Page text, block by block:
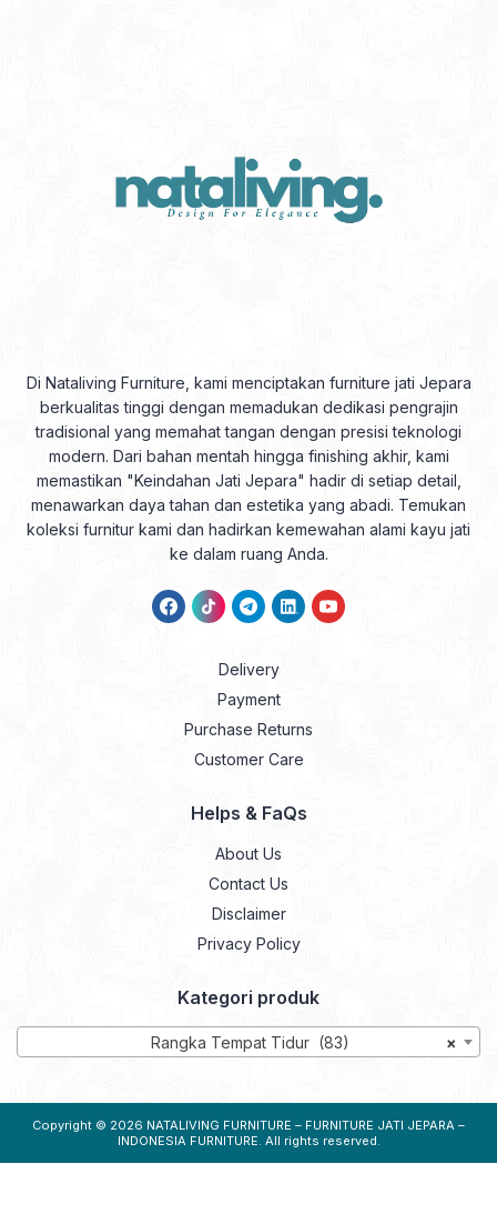
Di Nataliving Furniture, kami menciptakan furniture jati Jepara
berkualitas tinggi dengan memadukan dedikasi pengrajin
tradisional yang memahat tangan dengan presisi teknologi
modern. Dari bahan mentah hingga finishing akhir, kami
memastikan "Keindahan Jati Jepara" hadir di setiap detail,
menawarkan daya tahan dan estetika yang abadi. Temukan
koleksi furnitur kami dan hadirkan kemewahan alami kayu jati
ke dalam ruang Anda.
Delivery
Payment
Purchase Returns
Customer Care
Helps & FaQs
About Us
Contact Us
Disclaimer
Privacy Policy
Kategori produk
×
Rangka Tempat Tidur (83)
Copyright © 2026 NATALIVING FURNITURE – FURNITURE JATI JEPARA –
INDONESIA FURNITURE. All rights reserved.